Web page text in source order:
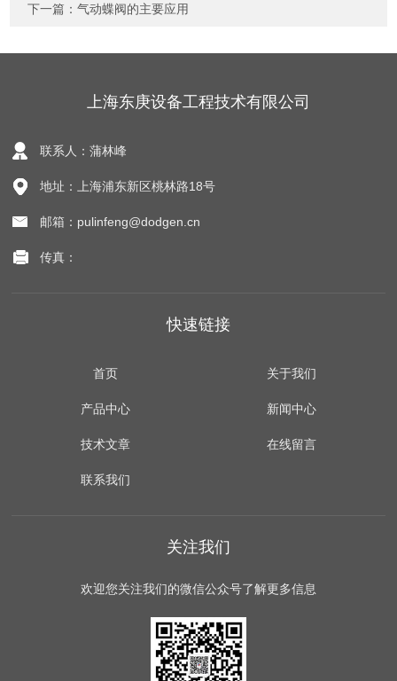
下一篇：气动蝶阀的主要应用
上海东庚设备工程技术有限公司
联系人：蒲林峰
地址：上海浦东新区桃林路18号
邮箱：pulinfeng@dodgen.cn
传真：
快速链接
首页 关于我们
产品中心 新闻中心
技术文章 在线留言
联系我们
关注我们
欢迎您关注我们的微信公众号了解更多信息